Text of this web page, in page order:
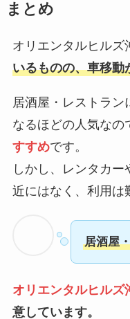
まとめ
オリエンタルヒルズ
いるものの、車移動
居酒屋・レストラン
なるほどの人気なの
すすめです。
しかし、レンタカ
近にはなく、利用は
居酒屋
オリエンタルヒルズ
意しています。